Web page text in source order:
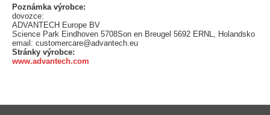
Poznámka výrobce:
dovozce:
ADVANTECH Europe BV
Science Park Eindhoven 5708Son en Breugel 5692 ERNL, Holandsko
email: customercare@advantech.eu
Stránky výrobce:
www.advantech.com